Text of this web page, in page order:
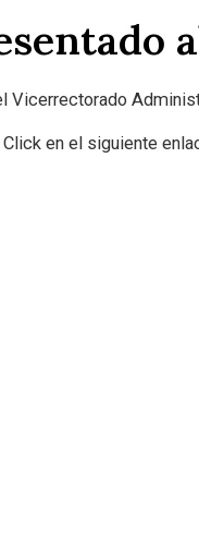
Vicerrectorado
en el siguiente